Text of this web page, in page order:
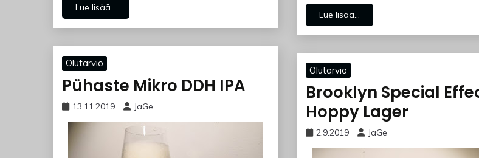
Lue lisää...
Lue lisää...
Olutarvio
Pühaste Mikro DDH IPA
13.11.2019 JaGe
Olutarvio
Brooklyn Special
Hoppy Lager
2.9.2019 JaGe